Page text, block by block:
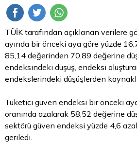
TÜİK tarafından açıklanan verilere
ayında bir önceki aya göre yüzde
85,14 değerinden 70,89 değerine
endeksindeki düşüş, endeksi
endekslerindeki düşüşlerden
Tüketici güven endeksi bir önceki
oranında azalarak 58,52 değerine
sektörü güven endeksi yüzde 4,6
geriledi.